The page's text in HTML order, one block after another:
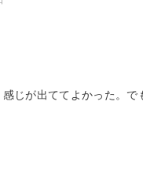
じが出ててよかった。